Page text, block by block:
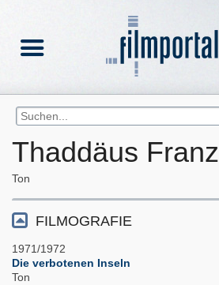
Thaddäus Franz
Ton
FILMOGRAFIE
1971/1972
Die verbotenen Inseln
Ton